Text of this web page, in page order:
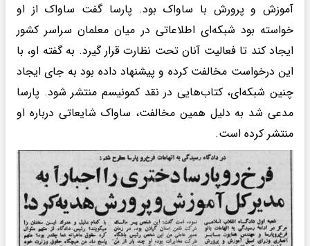
آموزش و پرورش با ساواک بود. پارسا گفت ساواک از او
خواسته بود شبکه‌ای اطلاعاتی در میان معلمان سراسر کشور
ایجاد کند تا فعالیت آنان تحت نظارت قرار گیرد. به گفته او، با
این درخواست مخالفت کرده و پیشنهاد داده بود به جای ایجاد
چنین شبکه‌ای، کتاب‌هایی در نقد کمونیسم منتشر شود. پارسا
مدعی شد به دلیل همین مخالفت، ساواک شایعاتی درباره او
منتشر کرده است.